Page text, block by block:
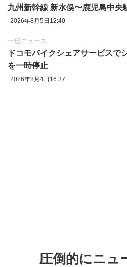
九州新幹線 新水俣〜鹿児島中央
2026年8月5日12:40
一般ニュース
ドコモバイクシェアサービスで
を一時停止
2026年8月4日16:37
圧倒的にニュ